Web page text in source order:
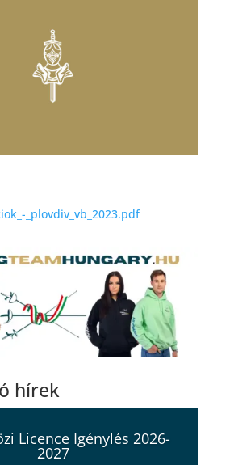
_plovdiv_vb_2023.pdf
hírek
Licence Igénylés 2026-
2027